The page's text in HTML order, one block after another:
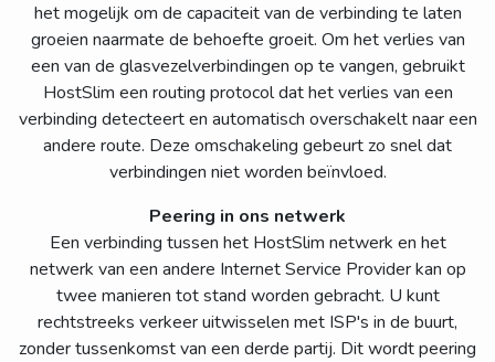
het mogelijk om de capaciteit van de verbinding te laten
groeien naarmate de behoefte groeit. Om het verlies van
een van de glasvezelverbindingen op te vangen, gebruikt
HostSlim een ​​routing protocol dat het verlies van een
verbinding detecteert en automatisch overschakelt naar een
andere route. Deze omschakeling gebeurt zo snel dat
verbindingen niet worden beïnvloed.
Peering in ons netwerk
Een verbinding tussen het HostSlim netwerk en het
netwerk van een andere Internet Service Provider kan op
twee manieren tot stand worden gebracht. U kunt
rechtstreeks verkeer uitwisselen met ISP's in de buurt,
zonder tussenkomst van een derde partij. Dit wordt peering